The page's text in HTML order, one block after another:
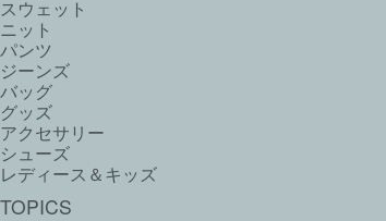
スウェット
ニット
パンツ
ジーンズ
バッグ
グッズ
アクセサリー
シューズ
レディース＆キッズ
TOPICS